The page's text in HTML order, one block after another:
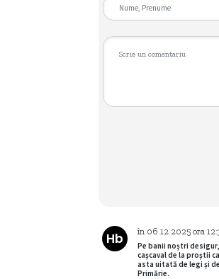
Hb în 06.12.2025ora
Pe banii noștri
cașcaval de la proștii
asta uitată de legi și
Primărie.